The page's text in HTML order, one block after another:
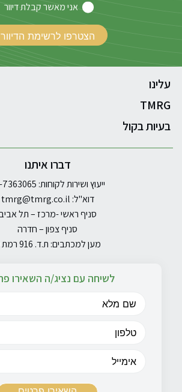
אני מאשר קבלת דיוור
עלינו
TMRG
בעיות בקול
דברו איתנו
ייעוץ ושירות לקוחות: 03-7363065
דוא"ל: tmrg@tmrg.co.il
סניף ראשי -מרכז – תל אביב
סניף צפון – חדרה
מען למכתבים: ת.ד. 916 רמת גן
לשיחה עם נציג/ה השאירו